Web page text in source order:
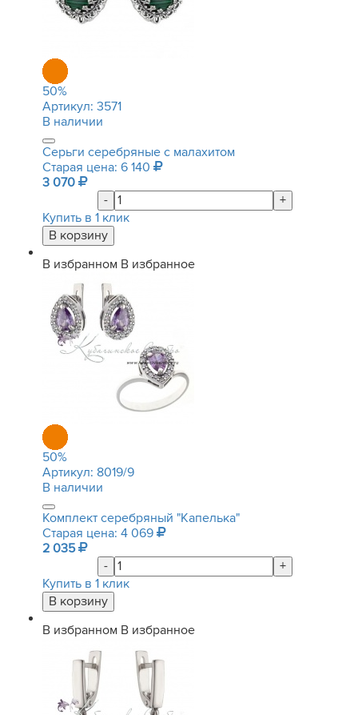
50%
Артикул: 3571
В наличии
Серьги серебряные с малахитом
Старая цена: 6 140
3 070
-
+
Купить в 1 клик
В избранном В избранное
50%
Артикул: 8019/9
В наличии
Комплект серебряный "Капелька"
Старая цена: 4 069
2 035
-
+
Купить в 1 клик
В избранном В избранное